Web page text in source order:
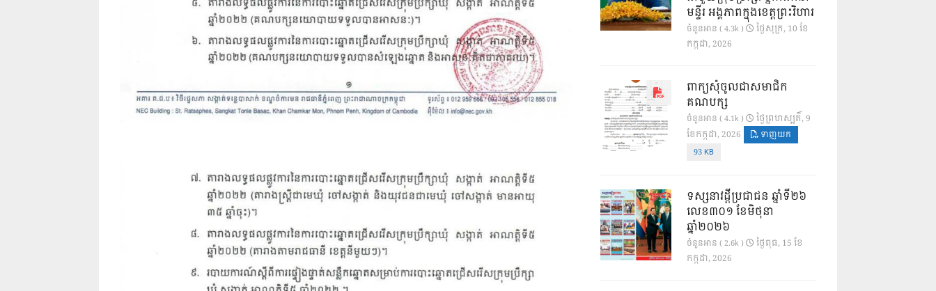
មន្ទីរ អង្គភាពក្នុងខេត្តព្រះវិហារ
ចំនួនអាន ( 4.3k )
ថ្ងៃ​សុក្រ, 10 ខែ​
កក្កដា, 2026
ពាក្យសុំចូលជាសមាជិក
គណបក្ស
ចំនួនអាន ( 4.1k )
ថ្ងៃ​ព្រហស្បតិ៍, 9
ខែ​កក្កដា, 2026
ទាញយក
93 KB
ទស្សនាវដ្ដីប្រជាជន ឆ្នាំទី២៦
លេខ៣០១ ខែមិថុនា
ឆ្នាំ២០២៦
ចំនួនអាន ( 2.6k )
ថ្ងៃ​ពុធ, 15 ខែ​
កក្កដា, 2026